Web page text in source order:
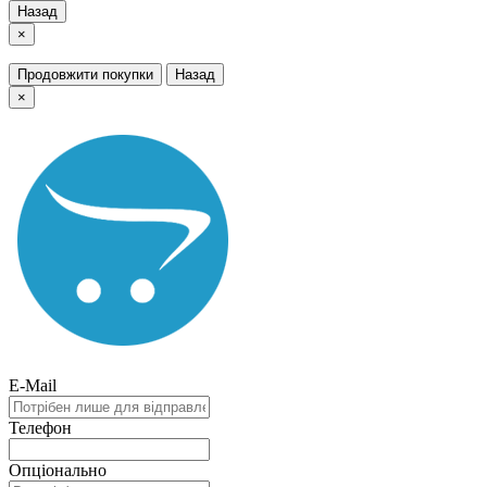
Назад
×
Продовжити покупки
Назад
×
E-Mail
Телефон
Опціонально